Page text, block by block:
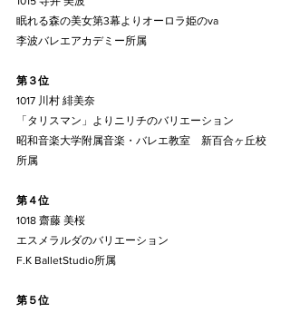
眠れる森の美女第3幕よりオーロラ姫のva
李波バレエアカデミー所属
第３位
1017 川村 緋美奈
「タリスマン」よりニリチのバリエーション
昭和音楽大学附属音楽・バレエ教室　新百合ヶ丘校
所属
第４位
1018 齋藤 美桜
エスメラルダのバリエーション
F.K BalletStudio所属
第５位